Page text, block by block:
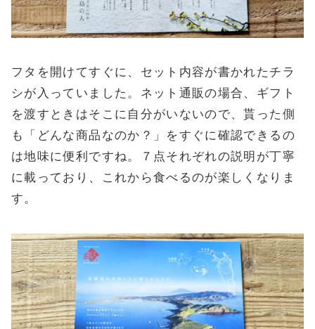
フタを開けてすぐに、セット内容が書かれたチラ
シが入っていました。ネット通販の場合、ギフト
を渡すときはそこに自分がいないので、貰った側
も「どんな商品なのか？」をすぐに確認できるの
は地味に便利ですね。７点それぞれの説明が丁寧
に載っており、これから食べるのが楽しくなりま
す。